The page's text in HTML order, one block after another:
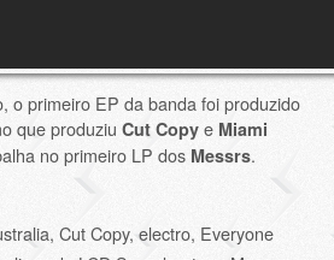
o primeiro EP da banda foi produzido
que produziuCut Copy e Miami
no primeiro LP dos Messrs.
,Cut Copy,electro, Everyone